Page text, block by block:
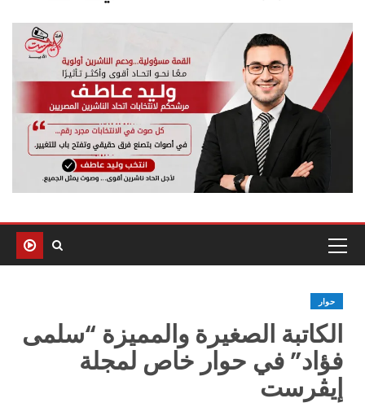
حوار
الكاتبة الصغيرة والمميزة “سلمى
فؤاد” في حوار خاص لمجلة
إيڤرست